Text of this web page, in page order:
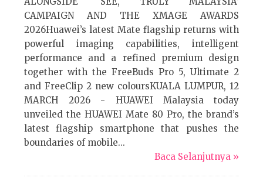
CAMPAIGN AND THE XMAGE AWARDS
2026Huawei’s latest Mate flagship returns with
powerful imaging capabilities, intelligent
performance and a refined premium design
together with the FreeBuds Pro 5, Ultimate 2
and FreeClip 2 new coloursKUALA LUMPUR, 12
MARCH 2026 - HUAWEI Malaysia today
unveiled the HUAWEI Mate 80 Pro, the brand’s
latest flagship smartphone that pushes the
boundaries of mobile...
Baca Selanjutnya »